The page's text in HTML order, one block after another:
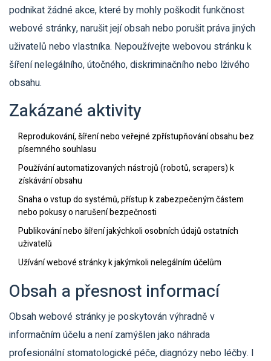
podnikat žádné akce, které by mohly poškodit funkčnost
webové stránky, narušit její obsah nebo porušit práva jiných
uživatelů nebo vlastníka. Nepoužívejte webovou stránku k
šíření nelegálního, útočného, diskriminačního nebo lživého
obsahu.
Zakázané aktivity
Reprodukování, šíření nebo veřejné zpřístupňování obsahu bez
písemného souhlasu
Používání automatizovaných nástrojů (robotů, scrapers) k
získávání obsahu
Snaha o vstup do systémů, přístup k zabezpečeným částem
nebo pokusy o narušení bezpečnosti
Publikování nebo šíření jakýchkoli osobních údajů ostatních
uživatelů
Užívání webové stránky k jakýmkoli nelegálním účelům
Obsah a přesnost informací
Obsah webové stránky je poskytován výhradně v
informačním účelu a není zamýšlen jako náhrada
profesionální stomatologické péče, diagnózy nebo léčby. I